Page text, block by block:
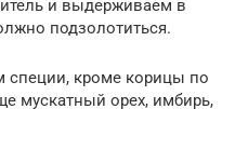
и выдерживаем в
подзолотиться.
специи, кроме корицы по
мускатный орех, имбирь,